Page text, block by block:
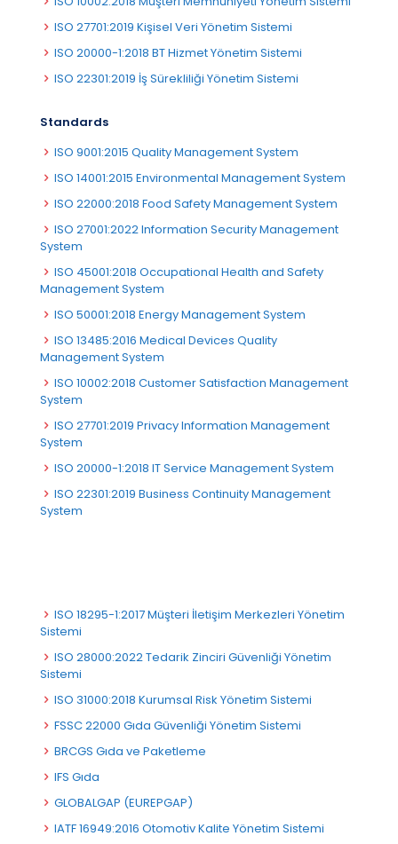
ISO 27701:2019 Kişisel Veri Yönetim Sistemi
ISO 20000-1:2018 BT Hizmet Yönetim Sistemi
ISO 22301:2019 İş Sürekliliği Yönetim Sistemi
Standards
ISO 9001:2015 Quality Management System
ISO 14001:2015 Environmental Management System
ISO 22000:2018 Food Safety Management System
ISO 27001:2022 Information Security Management
System
ISO 45001:2018 Occupational Health and Safety
Management System
ISO 50001:2018 Energy Management System
ISO 13485:2016 Medical Devices Quality
Management System
ISO 10002:2018 Customer Satisfaction Management
System
ISO 27701:2019 Privacy Information Management
System
ISO 20000-1:2018 IT Service Management System
ISO 22301:2019 Business Continuity Management
System
ISO 18295-1:2017 Müşteri İletişim Merkezleri Yönetim
Sistemi
ISO 28000:2022 Tedarik Zinciri Güvenliği Yönetim
Sistemi
ISO 31000:2018 Kurumsal Risk Yönetim Sistemi
FSSC 22000 Gıda Güvenliği Yönetim Sistemi
BRCGS Gıda ve Paketleme
IFS Gıda
GLOBALGAP (EUREPGAP)
IATF 16949:2016 Otomotiv Kalite Yönetim Sistemi